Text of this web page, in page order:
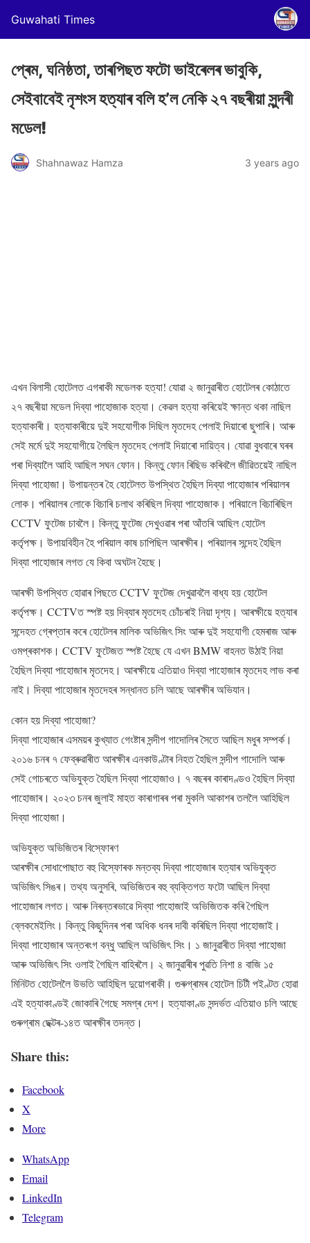
Guwahati Times
প্ৰেম, ঘনিষ্ঠতা, তাৰপিছত ফটো ভাইৰেলৰ ভাবুকি,
সেইবাবেই নৃশংস হত্যাৰ বলি হ’ল নেকি ২৭ বছৰীয়া সুন্দৰী
মডেল!
Shahnawaz Hamza 3 years ago
এখন বিলাসী হোটেলত এগৰাকী মডেলক হত্যা! যোৱা ২ জানুৱাৰীত হোটেলৰ কোঠাতে
২৭ বছৰীয়া মডেল দিব্যা পাহোজাক হত্যা। কেৱল হত্যা কৰিয়েই ক্ষান্ত থকা নাছিল
হত্যাকাৰী। হত্যাকাৰীয়ে দুই সহযোগীক দিছিল মৃতদেহ পেলাই দিয়াৰো ছুপাৰি। আৰু
সেই মৰ্মে দুই সহযোগীয়ে লৈছিল মৃতদেহ পেলাই দিয়াৰো দায়িত্ব। যোৱা বুধবাৰে ঘৰৰ
পৰা দিব্যালৈ আহি আছিল সঘন ফোন। কিন্তু ফোন ৰিছিভ কৰিবলৈ জীৱিতয়েই নাছিল
দিব্যা পাহোজা। উপায়ন্তৰ হৈ হোটেলত উপস্থিত হৈছিল দিব্যা পাহোজাৰ পৰিয়ালৰ
লোক। পৰিয়ালৰ লোকে বিচাৰি চলাথ কৰিছিল দিব্যা পাহোজাক। পৰিয়ালে বিচাৰিছিল
CCTV ফুটেজ চাবলৈ। কিন্তু ফুটেজ দেখুওৱাৰ পৰা আঁতৰি আছিল হোটেল
কৰ্তৃপক্ষ। উপায়বিহীন হৈ পৰিয়াল কাষ চাপিছিল আৰক্ষীৰ। পৰিয়ালৰ সন্দেহ হৈছিল
দিব্যা পাহোজাৰ লগত যে কিবা অঘটন হৈছে।
আৰক্ষী উপস্থিত হোৱাৰ পিছতে CCTV ফুটেজ দেখুৱাবলৈ বাধ্য হয় হোটেল
কৰ্তৃপক্ষ। CCTVত স্পষ্ট হয় দিব্যাৰ মৃতদেহ চোঁচৰাই নিয়া দৃশ্য। আৰক্ষীয়ে হত্যাৰ
সন্দেহত গ্ৰেপ্তাৰ কৰে হোটেলৰ মালিক অভিজিৎ সিং আৰু দুই সহযোগী হেমৰাজ আৰু
ওমপ্ৰকাশক। CCTV ফুটেজত স্পষ্ট হৈছে যে এখন BMW বাহনত উঠাই নিয়া
হৈছিল দিব্যা পাহোজাৰ মৃতদেহ। আৰক্ষীয়ে এতিয়াও দিব্যা পাহোজাৰ মৃতদেহ লাভ কৰা
নাই। দিব্যা পাহোজাৰ মৃতদেহৰ সন্ধানত চলি আছে আৰক্ষীৰ অভিযান।
কোন হয় দিব্যা পাহোজা?
দিব্যা পাহোজাৰ এসময়ৰ কুখ্যাত গেংষ্টাৰ সন্দীপ গাদোলিৰ সৈতে আছিল মধুৰ সম্পৰ্ক।
২০১৬ চনৰ ৭ ফেব্ৰুৱাৰীত আৰক্ষীৰ এনকাউণ্টাৰ নিহত হৈছিল সন্দীপ গাদোলি আৰু
সেই গোচৰতে অভিযুক্ত হৈছিল দিব্যা পাহোজাও। ৭ বছৰৰ কাৰাদণ্ডও হৈছিল দিব্যা
পাহোজাৰ। ২০২৩ চনৰ জুলাই মাহত কাৰাগাৰৰ পৰা মুকলি আকাশৰ তললৈ আহিছিল
দিব্যা পাহোজা।
অভিযুক্ত অভিজিতৰ বিস্ফোৰণ
আৰক্ষীৰ সোধাপোছাত বহু বিস্ফোৰক মন্তব্য দিব্যা পাহোজাৰ হত্যাৰ অভিযুক্ত
অভিজিৎ সিঙৰ। তথ্য অনুসৰি, অভিজিতৰ বহু ব্যক্তিগত ফটো আছিল দিব্যা
পাহোজাৰ লগত। আৰু নিৰন্তৰভাৱে দিব্যা পাহোজাই অভিজিতক কৰি গৈছিল
ব্লেকমেইলিং। কিন্তু কিছুদিনৰ পৰা অধিক ধনৰ দাবী কৰিছিল দিব্যা পাহোজাই।
দিব্যা পাহোজাৰ অন্তৰংগ বন্ধু আছিল অভিজিৎ সিং। ১ জানুৱাৰীত দিব্যা পাহোজা
আৰু অভিজিৎ সিং ওলাই গৈছিল বাহিৰলৈ। ২ জানুৱাৰীৰ পুৱতি নিশা ৪ বাজি ১৫
মিনিটত হোটেললৈ উভতি আহিছিল দুয়োগৰাকী। গুৰুগ্ৰামৰ হোটেল চিটী পইণ্টত হোৱা
এই হত্যাকাণ্ডই জোকাৰি গৈছে সমগ্ৰ দেশ। হত্যাকাণ্ড সন্দৰ্ভত এতিয়াও চলি আছে
গুৰুগ্ৰাম ছেক্টৰ-১৪ত আৰক্ষীৰ তদন্ত।
Share this:
Facebook
X
More
WhatsApp
Email
LinkedIn
Telegram